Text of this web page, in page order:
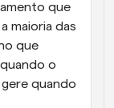
que
maioria das
que
o
quando